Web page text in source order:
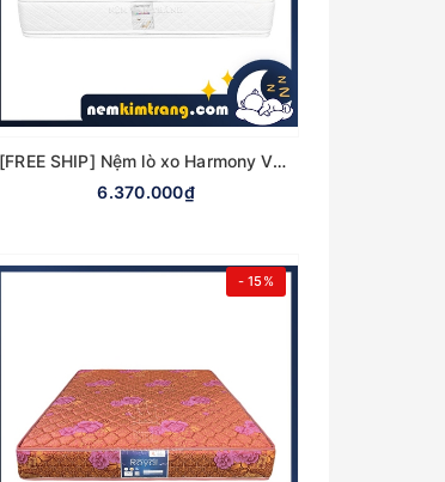
[FREE SHIP] Nệm lò xo Harmony Vạn Thành - CHÍNH HÃNG, BẢO HÀNH 12 NĂM
6.370.000₫
- 15%